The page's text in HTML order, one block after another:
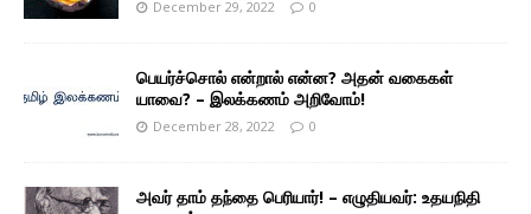
December 29, 2022 0
பெயர்ச்சொல் என்றால் என்ன? அதன் வகைகள்
யாவை? – இலக்கணம் அறிவோம்!
December 28, 2022 0
அவர் தாம் தந்தை பெரியார்! – எழுதியவர்: உதயநிதி